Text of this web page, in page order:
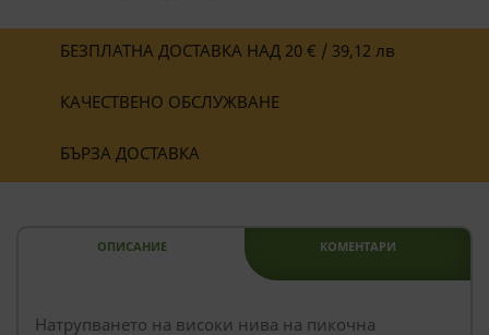
БЕЗПЛАТНА ДОСТАВКА НАД 20 € / 39,12 лв
КАЧЕСТВЕНО ОБСЛУЖВАНЕ
БЪРЗА ДОСТАВКА
ОПИСАНИЕ КОМЕНТАРИ
Натрупването на високи нива на пикочна